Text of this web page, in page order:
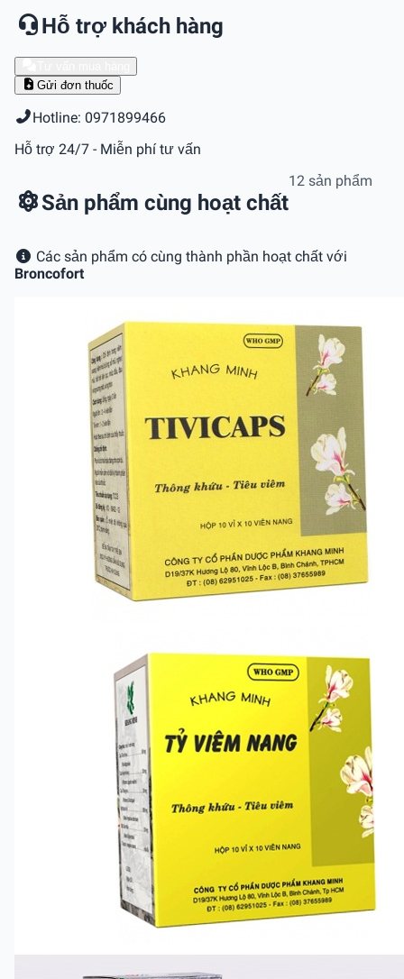
Hỗ trợ khách hàng
Gửi đơn thuốc
Hotline: 0971899466
Hỗ trợ 24/7 - Miễn phí tư vấn
Sản phẩm cùng hoạt chất
12 sản phẩm
Các sản phẩm có cùng thành phần hoạt chất với
Broncofort